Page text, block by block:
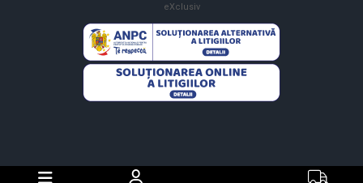
eXclusiv